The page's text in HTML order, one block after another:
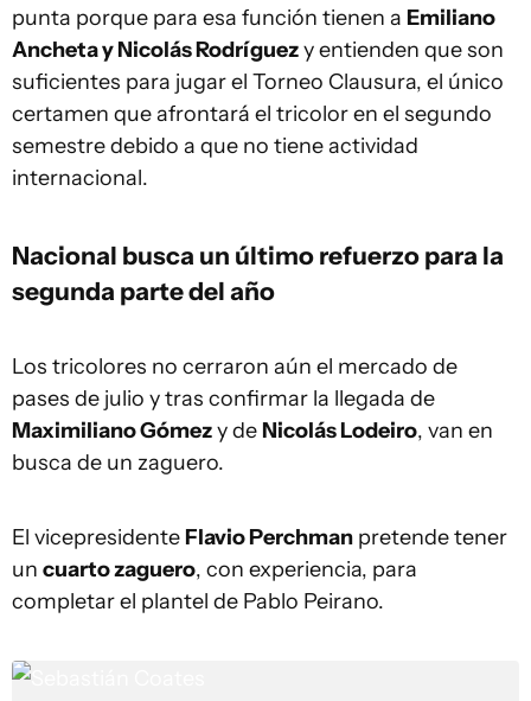
punta porque para esa función tienen a Emiliano
Ancheta y Nicolás Rodríguezy entienden que son
suficientes para jugar el Torneo Clausura, el único
certamen que afrontará el tricolor en el segundo
semestre debido a que no tiene actividad
internacional.
Nacional busca un último refuerzo para la
segunda parte del año
Los tricolores no cerraron aún el mercado de
pases de julio y tras confirmar la llegada de
Maximiliano Gómezy de Nicolás Lodeiro, van en
busca de un zaguero.
El vicepresidente Flavio Perchman pretende tener
un cuarto zaguero, con experiencia, para
completar el plantel de Pablo Peirano.